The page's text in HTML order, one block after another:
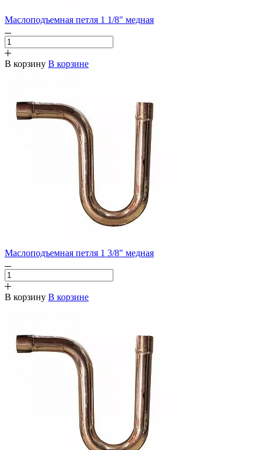
Маслоподъемная петля 1 1/8" медная
В корзину В корзине
Маслоподъемная петля 1 3/8" медная
В корзину В корзине